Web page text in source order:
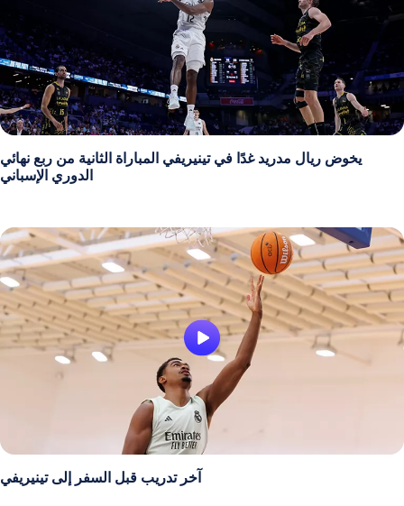
يخوض ريال مدريد غدًا في تينيريفي المباراة الثانية من ربع نهائي
الدوري الإسباني
آخر تدريب قبل السفر إلى تينيريفي